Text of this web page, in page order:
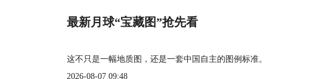
最新月球“宝藏图”抢先看
这不只是一幅地质图，还是一套中国自主的图例标准。
2026-08-07 09:48